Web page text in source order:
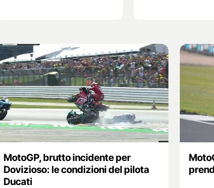
MotoGP, brutto incidente per
Dovizioso: le condizioni del pilota
Ducati